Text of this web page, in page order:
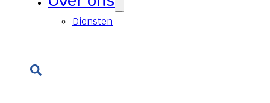
Diensten